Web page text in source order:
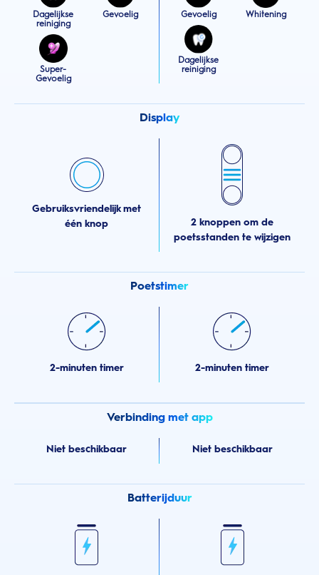
Dagelijkse
reiniging
Gevoelig
Super-
Gevoelig
Gevoelig Whitening
Dagelijkse
reiniging
Display
Gebruiksvriendelijk met
één knop
2 knoppen om de
poetsstanden te wijzigen
Poetstimer
2-minuten timer 2-minuten timer
Verbinding met app
Niet beschikbaar Niet beschikbaar
Batterijduur